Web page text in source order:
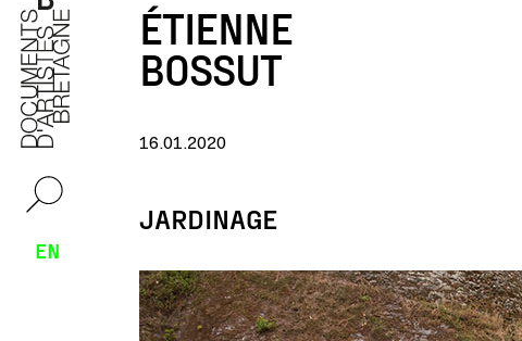
EN
ÉTIENNE
BOSSUT
16.01.2020
JARDINAGE